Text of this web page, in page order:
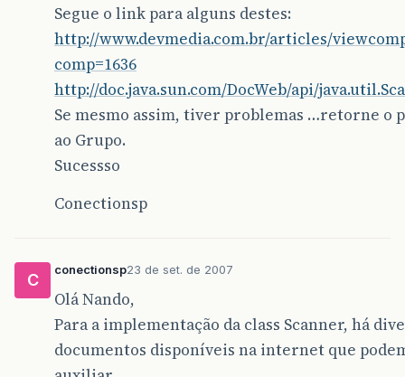
Segue o link para alguns destes:
http://www.devmedia.com.br/articles/
comp=1636
http://doc.java.sun.com/DocWeb/api/
Se mesmo assim, tiver problemas …retorne o
ao Grupo.
Sucessso
Conectionsp
C
conectionsp23 de set. de 2007
Olá Nando,
Para a implementação da class Scanner, há
documentos disponíveis na internet que